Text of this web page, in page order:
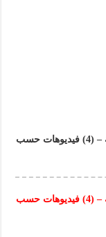
تجميعات اختبار الرخصة المهنية للقيادة المدرسية – (4) فيديوهات حسب
تجميعات اختبار الرخصة المهنية للقيادة المدرسية – (4) فيديوهات حسب